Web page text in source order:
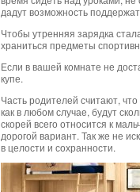
дадут возможность
Чтобы утренняя зарядка
храниться предметы
Если в вашей комнате не
купе.
Часть родителей считают,
как в любом случае, будут
скорей всего относится к
дорогой вариант. Так же не
в целости и сохранности.